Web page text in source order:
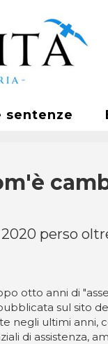
sentenze
perso
otto anni di
sul sito
negli ultimi anni,
di assistenza,